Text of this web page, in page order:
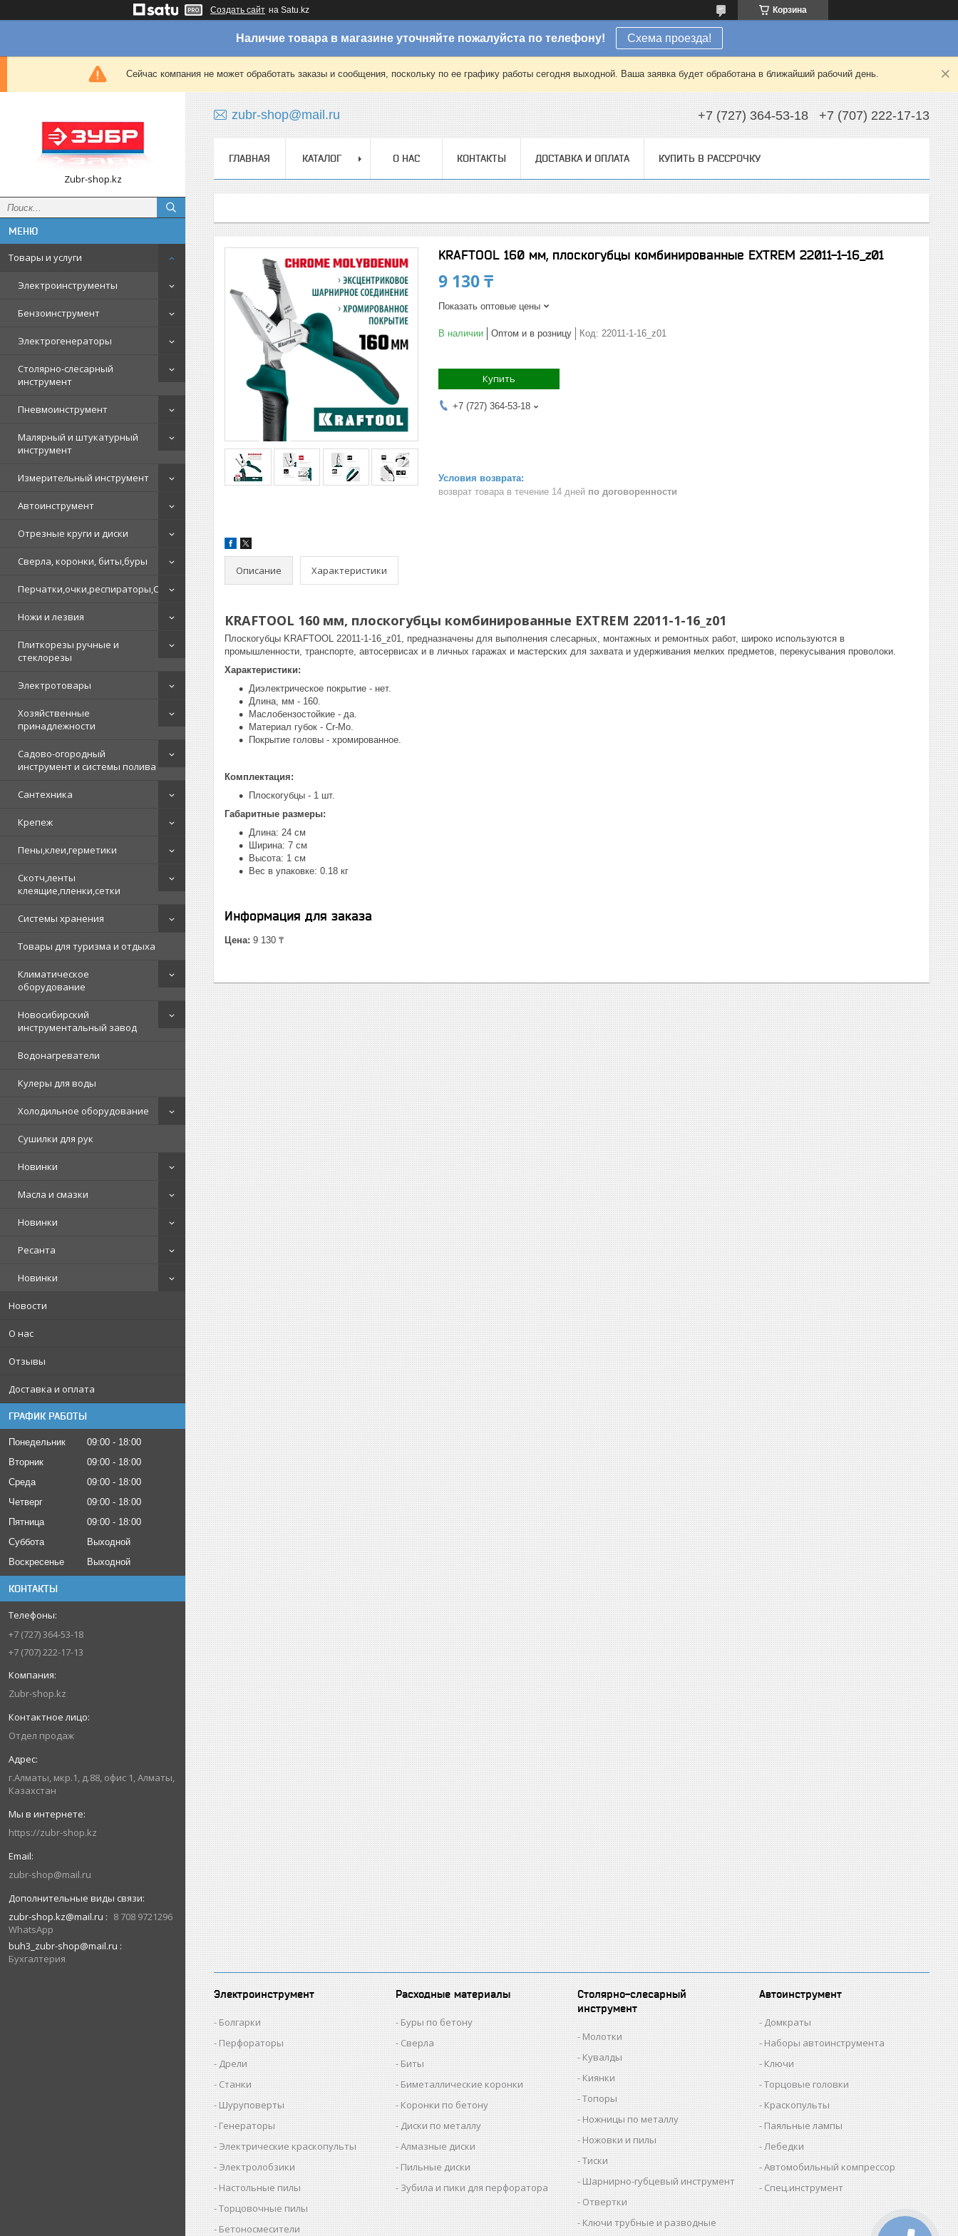
Создать сайт на Satu.kz Корзина
Наличие товара в магазине уточняйте пожалуйста по телефону! Схема проезда!
Сейчас компания не может обработать заказы и сообщения, поскольку по ее графику работы сегодня выходной. Ваша заявка будет обработана в ближайший рабочий день.
Zubr-shop.kz
Товары и услуги
Электроинструменты
Бензоинструмент
Электрогенераторы
Столярно-слесарный
инструмент
Пневмоинструмент
Малярный и штукатурный
инструмент
Измерительный инструмент
Автоинструмент
Отрезные круги и диски
Сверла, коронки, биты,буры
Перчатки,очки,респираторы,СИЗ
Ножи и лезвия
Плиткорезы ручные и
стеклорезы
Электротовары
Хозяйственные
принадлежности
Садово-огородный
инструмент и системы полива
Сантехника
Крепеж
Пены,клеи,герметики
Скотч,ленты
клеящие,пленки,сетки
Системы хранения
Товары для туризма и отдыха
Климатическое
оборудование
Новосибирский
инструментальный завод
Водонагреватели
Кулеры для воды
Холодильное оборудование
Сушилки для рук
Новинки
Масла и смазки
Новинки
Ресанта
Новинки
Новости
О нас
Отзывы
Доставка и оплата
ГРАФИК РАБОТЫ
Понедельник 09:00
18:00
Вторник
09:00
18:00
Среда
09:00
18:00
Четверг
09:00
18:00
Пятница
09:00
18:00
Суббота
Выходной
Воскресенье
Выходной
КОНТАКТЫ
+7 (727) 364-53-18
+7 (707) 222-17-13
Zubr-shop.kz
Отдел продаж
г.Алматы, мкр.1, д.88, офис 1, Алматы,
Казахстан
https://zubr-shop.kz
zubr-shop@mail.ru
zubr-shop.kz@mail.ru
8 708 9721296
WhatsApp
buh3_zubr-shop@mail.ru
Бухгалтерия
zubr-shop@mail.ru +7 (727) 364-53-18 +7 (707) 222-17-13
ГЛАВНАЯ КАТАЛОГ О НАС КОНТАКТЫ ДОСТАВКА И ОПЛАТА КУПИТЬ В РАССРОЧКУ
KRAFTOOL 160 мм, плоскогубцы комбинированные EXTREM 22011-1-16_z01
9 130 ₸
Показать оптовые цены
В наличии Оптом и в розницу Код: 22011-1-16_z01
Купить
+7 (727) 364-53-18
возврат товара в течение 14 дней по договоренности
Описание Характеристики
KRAFTOOL 160 мм, плоскогубцы комбинированные EXTREM 22011-1-16_z01
Плоскогубцы KRAFTOOL 22011-1-16_z01, предназначены для выполнения слесарных, монтажных и ремонтных работ, широко используются в
промышленности, транспорте, автосервисах и в личных гаражах и мастерских для захвата и удерживания мелких предметов, перекусывания проволоки.
Характеристики:
Диэлектрическое покрытие - нет.
Длина, мм - 160.
Маслобензостойкие - да.
Материал губок - Cr-Mo.
Покрытие головы - хромированное.
Комплектация:
Плоскогубцы - 1 шт.
Габаритные размеры:
Длина: 24 см
Ширина: 7 см
Высота: 1 см
Вес в упаковке: 0.18 кг
Информация для заказа
Цена: 9 130 ₸
Электроинструмент
Болгарки
Перфораторы
Дрели
Станки
Шуруповерты
Генераторы
Электрические краскопульты
Электролобзики
Настольные пилы
Торцовочные пилы
Бетоносмесители
Расходные материалы
Буры по бетону
Сверла
Биты
Биметаллические коронки
Коронки по бетону
Диски по металлу
Алмазные диски
Пильные диски
Зубила и пики для перфоратора
Столярно-слесарный
инструмент
Молотки
Кувалды
Киянки
Топоры
Ножницы по металлу
Ножовки и пилы
Тиски
Шарнирно-губцевый инструмент
Отвертки
Ключи трубные и разводные
Автоинструмент
Домкраты
Наборы автоинструмента
Ключи
Торцовые головки
Краскопульты
Паяльные лампы
Лебедки
Автомобильный компрессор
Спец.инструмент